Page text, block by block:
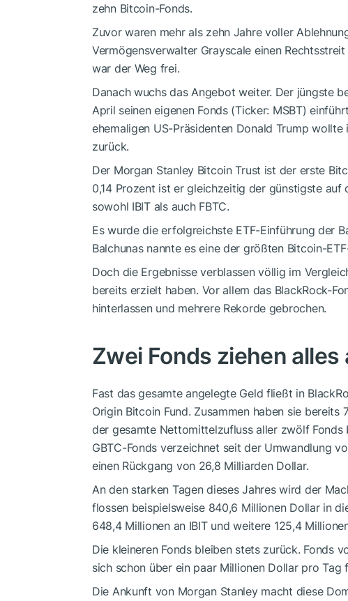
zehn Bitcoin-Fonds.
Zuvor waren mehr als zehn Jahre voller
Vermögensverwalter Grayscale einen
war der Weg frei.
Danach wuchs das Angebot weiter. Der jüngste
April seinen eigenen Fonds (Ticker: MSBT)
ehemaligen US-Präsidenten Donald Trump
zurück.
Der Morgan Stanley Bitcoin Trust ist der erste
0,14 Prozent ist er gleichzeitig der günstigste
sowohl IBIT als auch FBTC.
Es wurde die erfolgreichste ETF-Einführung der
Balchunas nannte es eine der größten Bitcoin-
Doch die Ergebnisse verblassen völlig im
bereits erzielt haben. Vor allem das BlackRock-
hinterlassen und mehrere Rekorde gebrochen.
Zwei Fonds ziehen alles
Fast das gesamte angelegte Geld fließt in
Origin Bitcoin Fund. Zusammen haben sie
der gesamte Nettomittelzufluss aller zwölf
GBTC-Fonds verzeichnet seit der Umwandlung
einen Rückgang von 26,8 Milliarden Dollar.
An den starken Tagen dieses Jahres wird der
flossen beispielsweise 840,6 Millionen Dollar in
648,4 Millionen an IBIT und weitere 125,4
Die kleineren Fonds bleiben stets zurück. Fonds
sich schon über ein paar Millionen Dollar pro Tag
Die Ankunft von Morgan Stanley macht diese